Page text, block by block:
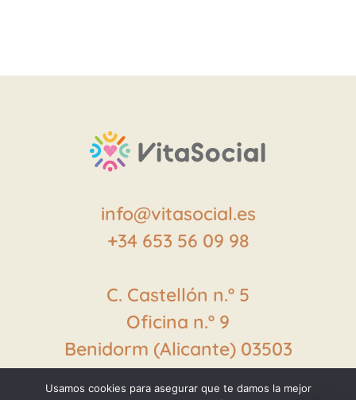
info@vitasocial.es
+34 653 56 09 98
C. Castellón n.º 5
Oficina n.º 9
Benidorm (Alicante) 03503
Política de privacitat
Usamos cookies para asegurar que te damos la mejor